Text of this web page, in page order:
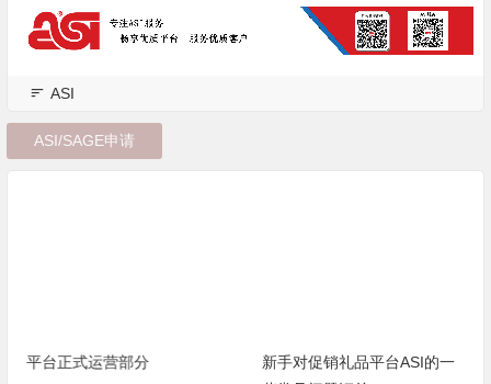
ASI
ASI/SAGE申请
平台正式运营部分
新手对促销礼品平台ASI的一